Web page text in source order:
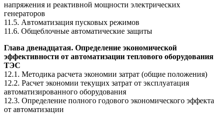
напряжения и реактивной мощности электрических
генераторов
11.5. Автоматизация пусковых режимов
11.6. Общеблочные автоматические защиты
Глава двенадцатая. Определение экономической
эффективности от автоматизации теплового оборудования
ТЭС
12.1. Методика расчета экономии затрат (общие положения)
12.2. Расчет экономии текущих затрат от эксплуатация
автоматизированного оборудования
12.3. Определение полного годового экономического эффекта
от автоматизации